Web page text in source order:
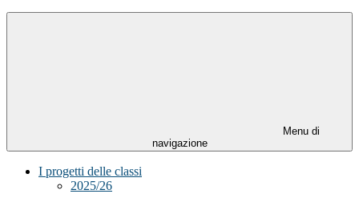
Menu di
navigazione
I progetti delle classi
2025/26